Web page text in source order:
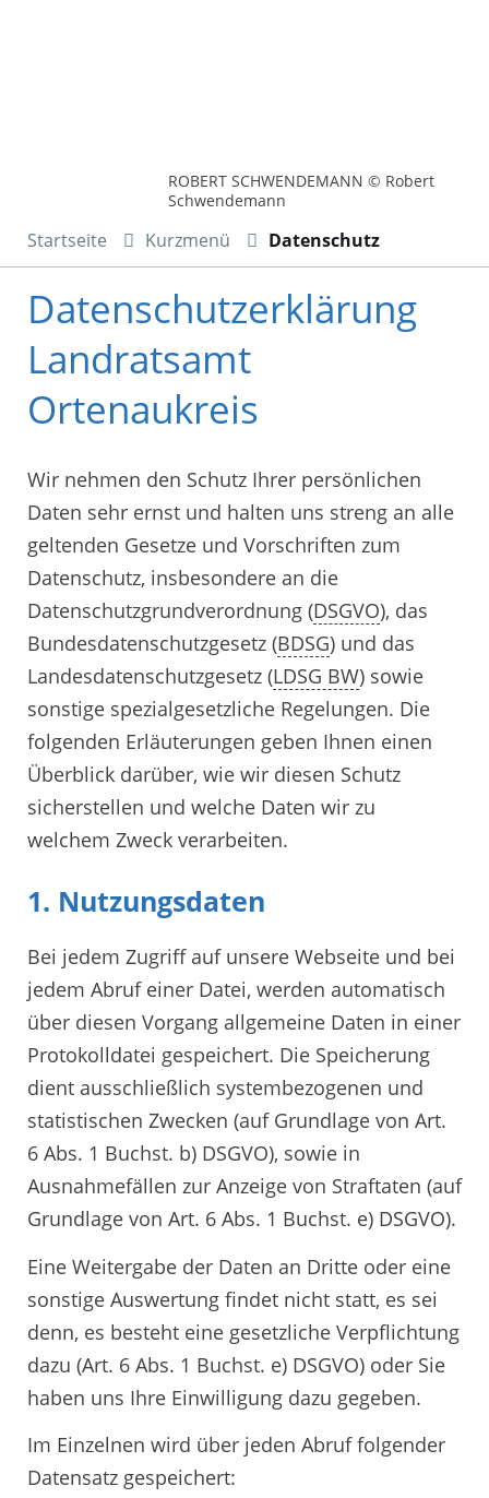
ROBERT SCHWENDEMANN © Robert
Schwendemann
Startseite Kurzmenü Datenschutz
Datenschutzerklärung
Landratsamt
Ortenaukreis
Wir nehmen den Schutz Ihrer persönlichen
Daten sehr ernst und halten uns streng an alle
geltenden Gesetze und Vorschriften zum
Datenschutz, insbesondere an die
Datenschutzgrundverordnung (DSGVO), das
Bundesdatenschutzgesetz (BDSG) und das
Landesdatenschutzgesetz (LDSG BW) sowie
sonstige spezialgesetzliche Regelungen. Die
folgenden Erläuterungen geben Ihnen einen
Überblick darüber, wie wir diesen Schutz
sicherstellen und welche Daten wir zu
welchem Zweck verarbeiten.
1. Nutzungsdaten
Bei jedem Zugriff auf unsere Webseite und bei
jedem Abruf einer Datei, werden automatisch
über diesen Vorgang allgemeine Daten in einer
Protokolldatei gespeichert. Die Speicherung
dient ausschließlich systembezogenen und
statistischen Zwecken (auf Grundlage von Art.
6 Abs. 1 Buchst. b) DSGVO), sowie in
Ausnahmefällen zur Anzeige von Straftaten (auf
Grundlage von Art. 6 Abs. 1 Buchst. e) DSGVO).
Eine Weitergabe der Daten an Dritte oder eine
sonstige Auswertung findet nicht statt, es sei
denn, es besteht eine gesetzliche Verpflichtung
dazu (Art. 6 Abs. 1 Buchst. e) DSGVO) oder Sie
haben uns Ihre Einwilligung dazu gegeben.
Im Einzelnen wird über jeden Abruf folgender
Datensatz gespeichert: